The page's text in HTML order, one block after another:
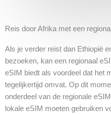
Reis door Afrika met een
Als je verder reist dan Ethiopië
bezoeken, kan een regionaal
eSIM biedt als voordeel dat het
tegelijkertijd omvat. Op dit
onderdeel van de regionale
lokale eSIM moeten gebruiken